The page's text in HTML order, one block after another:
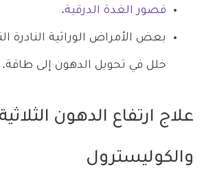
قصور الغدة الدرقية.
بعض الأمراض الوراثية النادرة
خلل في تحويل الدهون إلى طاقة.
علاج ارتفاع الدهون الثلاثية
والكوليسترول